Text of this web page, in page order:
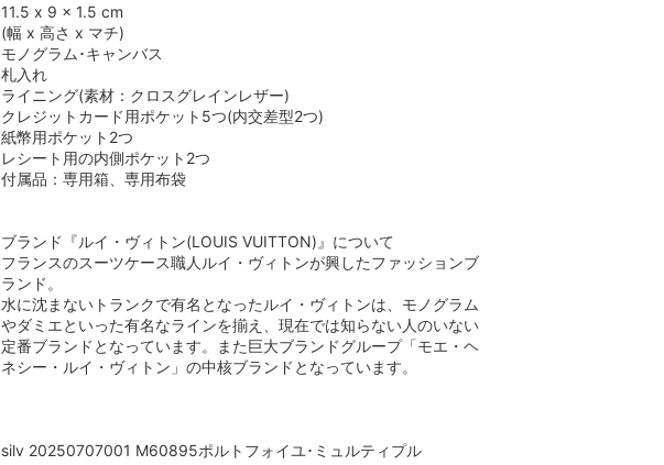
11.5 x 9 x 1.5 cm
(幅 x 高さ x マチ)
モノグラム･キャンバス
札入れ
ライニング(素材：クロスグレインレザー)
クレジットカード用ポケット5つ(内交差型2つ)
紙幣用ポケット2つ
レシート用の内側ポケット2つ
付属品：専用箱、専用布袋
ブランド『ルイ・ヴィトン(LOUIS VUITTON)』について
フランスのスーツケース職人ルイ・ヴィトンが興したファッションブ
ランド。
水に沈まないトランクで有名となったルイ・ヴィトンは、モノグラム
やダミエといった有名なラインを揃え、現在では知らない人のいない
定番ブランドとなっています。また巨大ブランドグループ「モエ・ヘ
ネシー・ルイ・ヴィトン」の中核ブランドとなっています。
silv 20250707001 M60895ポルトフォイユ･ミュルティプル